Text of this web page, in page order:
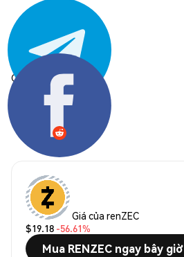
Chia sẻ:
Giá của renZEC
$19.18 -56.61%
Mua RENZEC ngay bây giờ